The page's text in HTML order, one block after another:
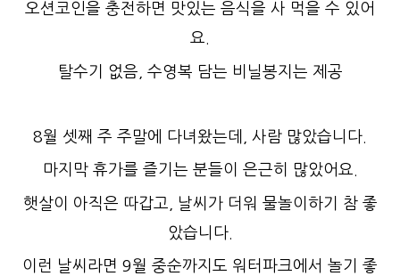
오션코인을 충전하면 맛있는 음식을 사 먹을 수 있어
요.
탈수기 없음, 수영복 담는 비닐봉지는 제공
8월 셋째 주 주말에 다녀왔는데, 사람 많았습니다.
마지막 휴가를 즐기는 분들이 은근히 많았어요.
햇살이 아직은 따갑고, 날씨가 더워 물놀이하기 참 좋
았습니다.
이런 날씨라면 9월 중순까지도 워터파크에서 놀기 좋